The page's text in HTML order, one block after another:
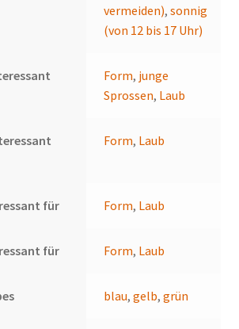
vermeiden),sonnig
(von 12 bis 17 Uhr)
Form, junge
Sprossen, Laub
Form, Laub
für Form, Laub
für Form, Laub
blau,gelb,grün